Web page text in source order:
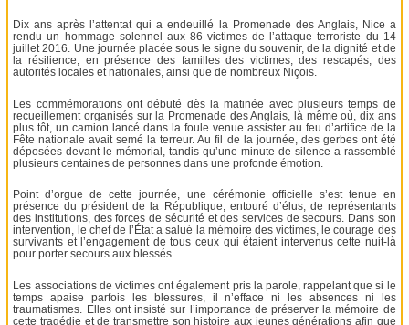
Dix ans après l’attentat qui a endeuillé la Promenade des Anglais, Nice a
rendu un hommage solennel aux 86 victimes de l’attaque terroriste du 14
juillet 2016. Une journée placée sous le signe du souvenir, de la dignité et de
la résilience, en présence des familles des victimes, des rescapés, des
autorités locales et nationales, ainsi que de nombreux Niçois.
Les commémorations ont débuté dès la matinée avec plusieurs temps de
recueillement organisés sur la Promenade des Anglais, là même où, dix ans
plus tôt, un camion lancé dans la foule venue assister au feu d’artifice de la
Fête nationale avait semé la terreur. Au fil de la journée, des gerbes ont été
déposées devant le mémorial, tandis qu’une minute de silence a rassemblé
plusieurs centaines de personnes dans une profonde émotion.
Point d’orgue de cette journée, une cérémonie officielle s’est tenue en
présence du président de la République, entouré d’élus, de représentants
des institutions, des forces de sécurité et des services de secours. Dans son
intervention, le chef de l’État a salué la mémoire des victimes, le courage des
survivants et l’engagement de tous ceux qui étaient intervenus cette nuit-là
pour porter secours aux blessés.
Les associations de victimes ont également pris la parole, rappelant que si le
temps apaise parfois les blessures, il n’efface ni les absences ni les
traumatismes. Elles ont insisté sur l’importance de préserver la mémoire de
cette tragédie et de transmettre son histoire aux jeunes générations afin que